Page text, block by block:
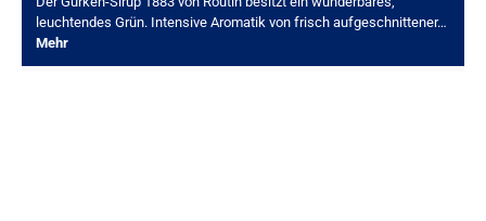
leuchtendes Grün. Intensive Aromatik von frisch aufgeschnittener…
Mehr